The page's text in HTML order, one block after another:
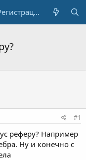
Регистрация
#1
реферу? Например
Ну и конечно с